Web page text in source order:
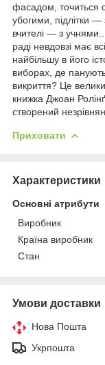
фасадом, точиться
убогими, підлітки —
вчителі — з
раді невдовзі має
найбільшу в його
виборах, де панують
викриття? Це
книжка Джоан
створений
Приховати
Характеристики
Основні атрибути
Виробник
Країна виробник
Стан
Умови доставки
Нова Пошта
Укрпошта